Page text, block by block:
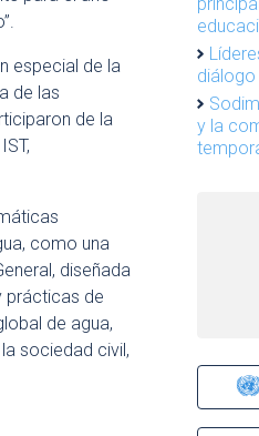
especial de la
de las
de la
como una
diseñada
prácticas de
de agua,
sociedad civil,
y la